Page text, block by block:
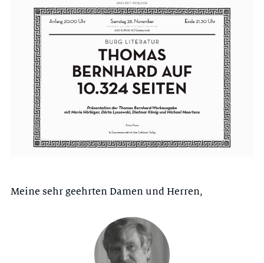
Meine sehr geehrten Damen und Herren,